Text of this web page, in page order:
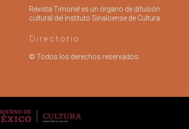
Revista Timonel es un órgano de difusión
cultural del Instituto Sinaloense de Cultura.
Directorio
© Todos los derechos reservados.